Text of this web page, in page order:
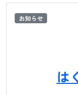
お知らせ
は